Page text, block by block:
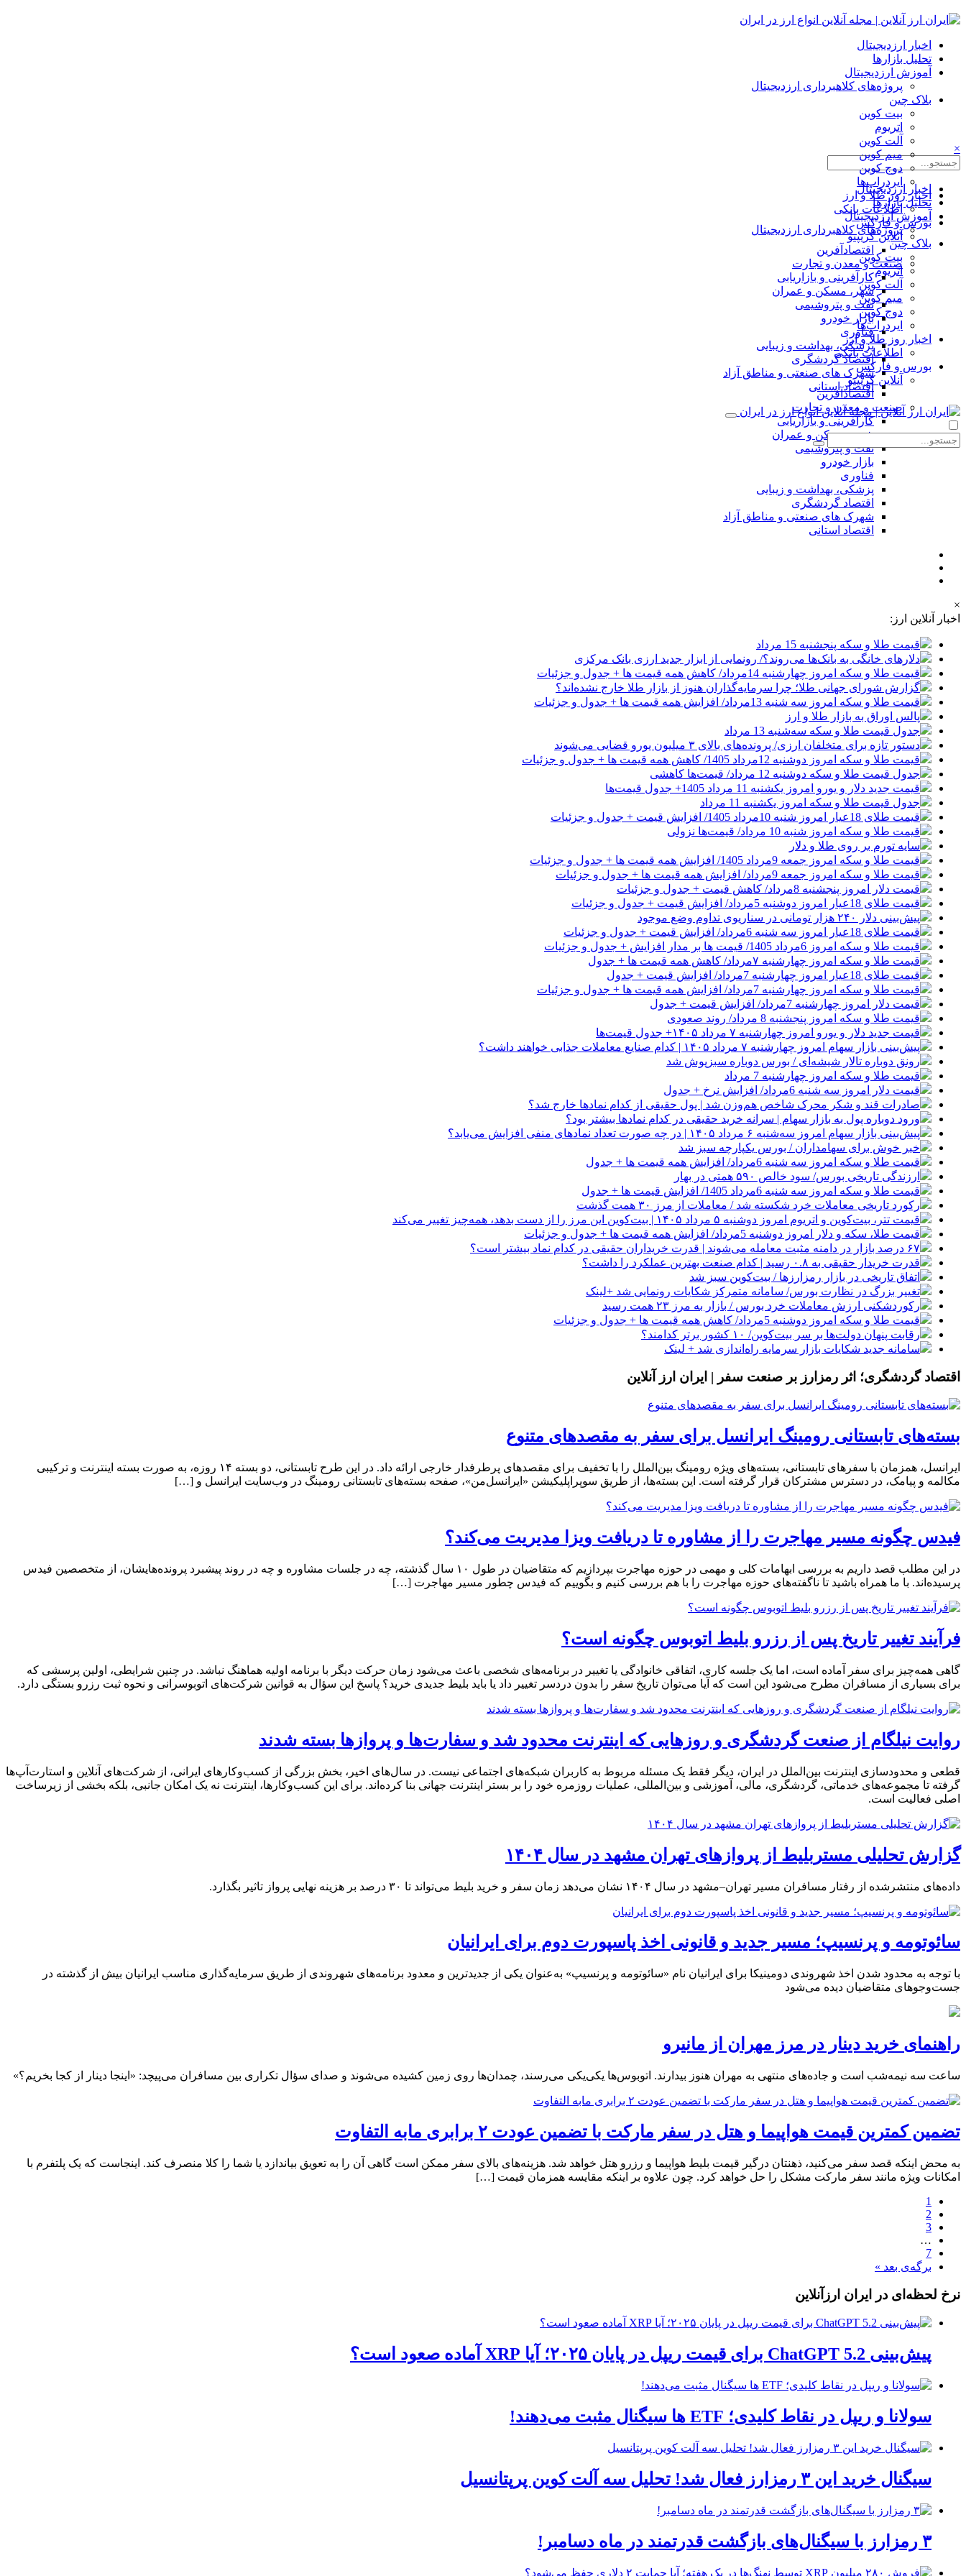
اخبار ارزدیجیتال
تحلیل بازارها
آموزش ارزدیجیتال
پروژه‌های کلاهبرداری ارزدیجیتال
بلاک چین
بیت کوین
اتریوم
آلت کوین
میم کوین‌
دوج کوین
ایردراپ‌ها
اخبار روز طلا و ارز
اطلاعات بانکی
بورس و فارکس
آنلاین کریپتو
اقتصادآفرین
صنعت و معدن و تجارت
کارآفرینی و بازاریابی
شهر، مسکن و عمران
نفت و پتروشیمی
بازار خودرو
فناوری
پزشکی، بهداشت و زیبایی
اقتصاد گردشگری
شهرک های صنعتی و مناطق آزاد
اقتصاد استانی
×
اخبار ارزدیجیتال
تحلیل بازارها
آموزش ارزدیجیتال
پروژه‌های کلاهبرداری ارزدیجیتال
بلاک چین
بیت کوین
اتریوم
آلت کوین
میم کوین‌
دوج کوین
ایردراپ‌ها
اخبار روز طلا و ارز
اطلاعات بانکی
بورس و فارکس
آنلاین کریپتو
اقتصادآفرین
صنعت و معدن و تجارت
کارآفرینی و بازاریابی
شهر، مسکن و عمران
نفت و پتروشیمی
بازار خودرو
فناوری
پزشکی، بهداشت و زیبایی
اقتصاد گردشگری
شهرک های صنعتی و مناطق آزاد
اقتصاد استانی
×
اخبار آنلاین ارز:
قیمت طلا و سکه پنجشنبه 15 مرداد
دلارهای خانگی به بانک‌ها می‌روند؟/ رونمایی از ابزار جدید ارزی بانک مرکزی
قیمت طلا و سکه امروز چهارشنبه 14مرداد/ کاهش همه قیمت ها + جدول و جزئیات
گزارش شورای جهانی طلا؛ چرا سرمایه‌گذاران هنوز از بازار طلا خارج نشده‌اند؟
قیمت طلا و سکه امروز سه شنبه 13مرداد/ افزایش همه قیمت ها + جدول و جزئیات
پالس اوراق به بازار طلا و ارز
جدول قیمت طلا و سکه سه‌شنبه 13 مرداد
دستور تازه برای متخلفان ارزی/ پرونده‌های بالای ۳ میلیون یورو قضایی می‌شوند
قیمت طلا و سکه امروز دوشنبه 12مرداد 1405/ کاهش همه قیمت ها + جدول و جزئیات
جدول قیمت طلا و سکه دوشنبه 12 مرداد/ قیمت‌ها کاهشی
قیمت جدید دلار و یورو امروز یکشنبه 11 مرداد 1405+ جدول قیمت‌ها
جدول قیمت طلا و سکه امروز یکشنبه 11 مرداد
قیمت طلای 18عیار امروز شنبه 10مرداد 1405/ افزایش قیمت + جدول و جزئیات
قیمت طلا و سکه امروز شنبه 10 مرداد/ قیمت‌ها نزولی
سایه تورم بر روی طلا و دلار
قیمت طلا و سکه امروز جمعه 9مرداد 1405/ افزایش همه قیمت ها + جدول و جزئیات
قیمت طلا و سکه امروز جمعه 9مرداد/ افزایش همه قیمت ها + جدول و جزئیات
قیمت دلار امروز پنجشنبه 8مرداد/ کاهش قیمت + جدول و جزئیات
قیمت طلای 18عیار امروز دوشنبه 5مرداد/ افزایش قیمت + جدول و جزئیات
پیش‌بینی دلار ۲۴۰ هزار تومانی در سناریوی تداوم وضع موجود
قیمت طلای 18عیار امروز سه شنبه 6مرداد/ افزایش قیمت + جدول و جزئیات
قیمت طلا و سکه امروز 6مرداد 1405/ قیمت ها بر مدار افزایش + جدول و جزئیات
قیمت طلا و سکه امروز چهارشنبه ۷مرداد/ کاهش همه قیمت ها + جدول
قیمت طلای 18عیار امروز چهارشنبه 7مرداد/ افزایش قیمت + جدول
قیمت طلا و سکه امروز چهارشنبه 7مرداد/ افزایش همه قیمت ها + جدول و جزئیات
قیمت دلار امروز چهارشنبه 7مرداد/ افزایش قیمت + جدول
قیمت طلا و سکه امروز پنجشنبه 8 مرداد/ روند صعودی
قیمت جدید دلار و یورو امروز چهارشنبه ۷ مرداد ۱۴۰۵+ جدول قیمت‌ها
پیش‌بینی بازار سهام امروز چهارشنبه ۷ مرداد ۱۴۰۵ | کدام صنایع معاملات جذابی خواهند داشت؟
رونق دوباره تالار شیشه‌ای / بورس دوباره سبزپوش شد
قیمت طلا و سکه امروز چهارشنبه 7 مرداد
قیمت دلار امروز سه شنبه 6مرداد/ افزایش نرخ + جدول
صادرات قند و شکر محرک شاخص هم‌وزن شد | پول حقیقی از کدام نماد‌ها خارج شد؟
ورود دوباره پول به بازار سهام | سرانه خرید حقیقی در کدام نماد‌ها بیشتر بود؟
پیش‌بینی بازار سهام امروز سه‌شنبه ۶ مرداد ۱۴۰۵ | در چه صورت تعداد نماد‌های منفی افزایش می‌یابد؟
خبر خوش برای سهامداران / بورس یکپارچه سبز شد
قیمت طلا و سکه امروز سه شنبه 6مرداد/ افزایش همه قیمت ها + جدول
ارزندگی تاریخی بورس/ سود خالص ۵۹۰ همتی در بهار
قیمت طلا و سکه امروز سه شنبه 6مرداد 1405/ افزایش قیمت ها + جدول
رکورد تاریخی معاملات خرد شکسته شد / معاملات از مرز ۳۰ همت گذشت
قیمت تتر، بیت‌کوین و اتریوم امروز دوشنبه ۵ مرداد ۱۴۰۵ | بیت‌کوین این مرز را از دست بدهد، همه‌چیز تغییر می‌کند
قیمت طلا، سکه و دلار امروز دوشنبه 5مرداد/ افزایش همه قیمت ها + جدول و جزئیات
۶۷ درصد بازار در دامنه مثبت معامله می‌شوند | قدرت خریداران حقیقی در کدام نماد بیشتر است؟
قدرت خریدار حقیقی به ۰.۸ رسید | کدام صنعت بهترین عملکرد را داشت؟
اتفاق تاریخی در بازار رمزارزها / بیت‌کوین سبز شد
تغییر بزرگ در نظارت بورس/ سامانه متمرکز شکایات رونمایی شد +لینک
رکوردشکنی ارزش معاملات خرد بورس / بازار به مرز ۲۳ همت رسید
قیمت طلا و سکه امروز دوشنبه 5مرداد/ کاهش همه قیمت ها + جدول و جزئیات
رقابت پنهان دولت‌ها بر سر بیت‌کوین/ ۱۰ کشور برتر کدامند؟
سامانه جدید شکایات بازار سرمایه راه‌اندازی شد + لینک
اقتصاد گردشگری؛ اثر رمزارز بر صنعت سفر | ایران ارز آنلاین
بسته‌های تابستانی رومینگ ایرانسل برای سفر به مقصدهای متنوع
ایرانسل، همزمان با سفرهای تابستانی، بسته‌های ویژه رومینگ بین‌الملل را با تخفیف برای مقصدهای پرطرفدار خارجی ارائه داد. در این طرح تابستانی، دو بسته ۱۴ روزه، به صورت بسته اینترنت و ترکیبی
مکالمه و پیامک، در دسترس مشترکان قرار گرفته است. این بسته‌ها، از طریق سوپراپلیکیشن «ایرانسل‌من»، صفحه بسته‌های تابستانی رومینگ در وب‌سایت ایرانسل و […]
فیدس چگونه مسیر مهاجرت را از مشاوره تا دریافت ویزا مدیریت می‌کند؟
در این مطلب قصد داریم به بررسی ابهامات کلی و مهمی در حوزه مهاجرت بپردازیم که متقاضیان در طول ۱۰ سال گذشته، چه در جلسات مشاوره و چه در روند پیشبرد پرونده‌هایشان، از متخصصین فیدس
پرسیده‌اند. با ما همراه باشید تا ناگفته‌های حوزه مهاجرت را با هم بررسی کنیم و بگوییم که فیدس چطور مسیر مهاجرت […]
فرآیند تغییر تاریخ پس از رزرو بلیط اتوبوس چگونه است؟
گاهی همه‌چیز برای سفر آماده است، اما یک جلسه کاری، اتفاقی خانوادگی یا تغییر در برنامه‌های شخصی باعث می‌شود زمان حرکت دیگر با برنامه اولیه هماهنگ نباشد. در چنین شرایطی، اولین پرسشی که
برای بسیاری از مسافران مطرح می‌شود این است که آیا می‌توان تاریخ سفر را بدون دردسر تغییر داد یا باید بلیط جدیدی خرید؟ پاسخ این سؤال به قوانین شرکت‌های اتوبوسرانی و نحوه ثبت رزرو بستگی دارد.
روایت نیلگام از صنعت گردشگری و روزهایی که اینترنت محدود شد و سفارت‌ها و پروازها بسته شدند
قطعی و محدودسازی اینترنت بین‌الملل در ایران، دیگر فقط یک مسئله مربوط به کاربران شبکه‌های اجتماعی نیست. در سال‌های اخیر، بخش بزرگی از کسب‌وکارهای ایرانی، از شرکت‌های آنلاین و استارت‌آپ‌ها
گرفته تا مجموعه‌های خدماتی، گردشگری، مالی، آموزشی و بین‌المللی، عملیات روزمره خود را بر بستر اینترنت جهانی بنا کرده‌اند. برای این کسب‌وکارها، اینترنت نه یک امکان جانبی، بلکه بخشی از زیرساخت
اصلی فعالیت است.
گزارش تحلیلی مستربلیط از پروازهای تهران مشهد در سال ۱۴۰۴
داده‌های منتشرشده از رفتار مسافران مسیر تهران–مشهد در سال ۱۴۰۴ نشان می‌دهد زمان سفر و خرید بلیط می‌تواند تا ۳۰ درصد بر هزینه نهایی پرواز تاثیر بگذارد.
سائوتومه و پرنسیپ؛ مسیر جدید و قانونی اخذ پاسپورت دوم برای ایرانیان
با توجه به محدود شدن اخذ شهروندی دومینیکا برای ایرانیان نام «سائوتومه و پرنسیپ» به‌عنوان یکی از جدیدترین و معدود برنامه‌های شهروندی از طریق سرمایه‌گذاری مناسب ایرانیان بیش از گذشته در
جست‌وجوهای متقاضیان دیده می‌شود
راهنمای خرید دینار در مرز مهران از مانیرو
ساعت سه نیمه‌شب است و جاده‌های منتهی به مهران هنوز بیدارند. اتوبوس‌ها یکی‌یکی می‌رسند، چمدان‌ها روی زمین کشیده می‌شوند و صدای سؤال تکراری بین مسافران می‌پیچد: «اینجا دینار از کجا بخریم؟»
تضمین کمترین قیمت هواپیما و هتل در سفر مارکت با تضمین عودت ۲ برابری مابه التفاوت
به محض اینکه قصد سفر می‌کنید، ذهنتان درگیر قیمت بلیط هواپیما و رزرو هتل خواهد شد. هزینه‌های بالای سفر ممکن است گاهی آن را به تعویق بیاندازد یا شما را کلا منصرف کند. اینجاست که یک پلتفرم با
امکانات ویژه مانند سفر مارکت مشکل را حل خواهد کرد. چون علاوه بر اینکه مقایسه همزمان قیمت […]
1
2
3
…
7
برگه‌ی بعد »
نرخ لحظه‌ای در ایران ارزآنلاین
پیش‌بینی ChatGPT 5.2 برای قیمت ریپل در پایان ۲۰۲۵؛ آیا XRP آماده صعود است؟
سولانا و ریپل در نقاط کلیدی؛ ETF ها سیگنال مثبت می‌دهند!
سیگنال خرید این ۳ رمزارز فعال شد! تحلیل سه آلت کوین پرپتانسیل
۳ رمزارز با سیگنال‌های بازگشت قدرتمند در ماه دسامبر!